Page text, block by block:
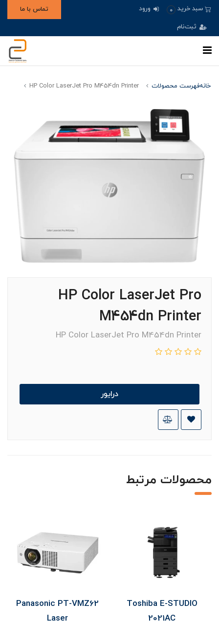
سبد خرید 0 ورود
ثبت‌نام
تماس با ما
خانهفهرست محصولات HP Color LaserJet Pro M454dn Printer
HP Color LaserJet Pro
M454dn Printer
HP Color LaserJet Pro M454dn Printer
درایور
محصولات مرتبط
Toshiba E-STUDIO
2021AC
Panasonic PT-VMZ62
Laser